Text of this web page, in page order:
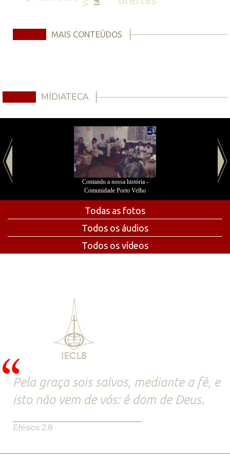
MAIS CONTEÚDOS
MÍDIATECA
Contando a nossa história -
Comunidade Porto Velho
Todas as fotos
Todos os áudios
Todos os vídeos
Pela graça sois salvos, mediante a fé, e
isto não vem de vós: é dom de Deus.
Efésios 2.8